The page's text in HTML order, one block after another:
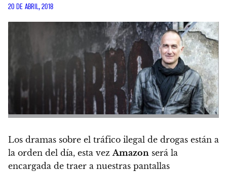
20 DE ABRIL, 2018
Los dramas sobre el tráfico ilegal de drogas están a
la orden del día, esta vez Amazon será la
encargada de traer a nuestras pantallas